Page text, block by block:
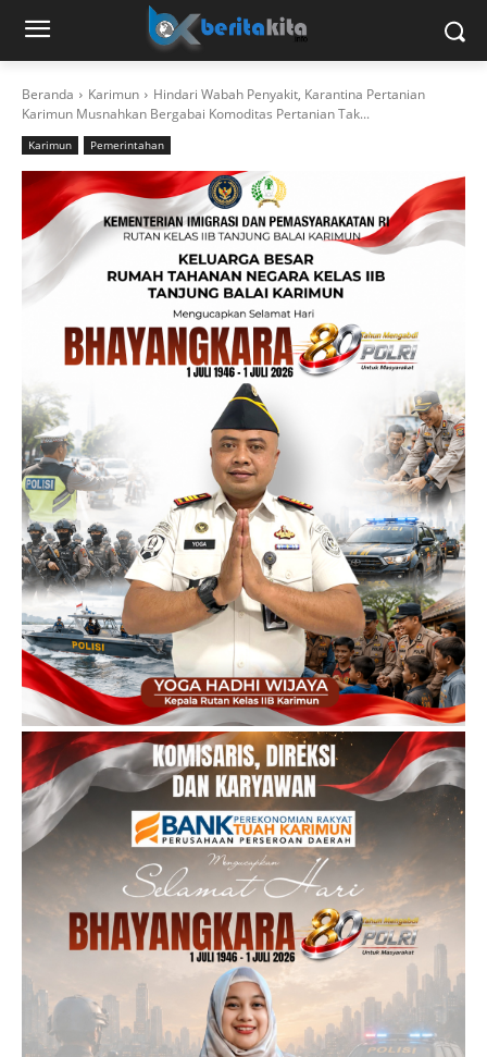
Beranda Karimun
Hindari Wabah Penyakit, Karantina Pertanian
Karimun Musnahkan Bergabai Komoditas Pertanian Tak...
Karimun Pemerintahan